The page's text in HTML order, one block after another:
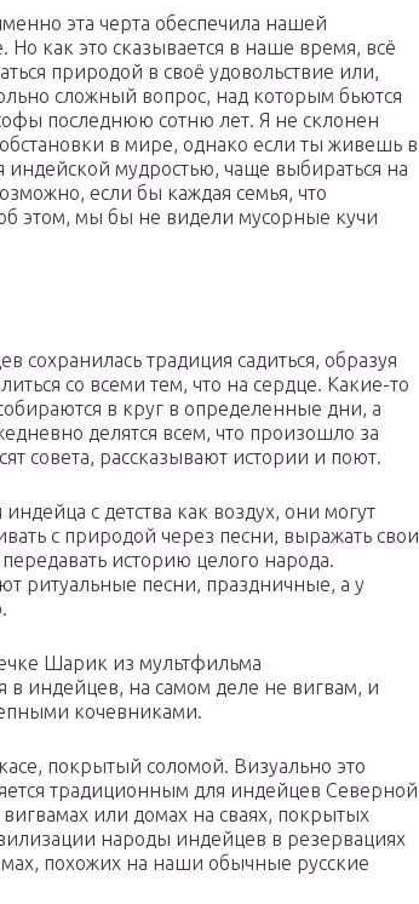
эта черта обеспечила нашей
как это сказывается в наше время, всё
природой в своё удовольствие или,
сложный вопрос, над которым бьются
последнюю сотню лет. Я не склонен
в мире, однако если ты живешь в
индейской мудростью, чаще выбираться на
если бы каждая семья, что
этом, мы бы не видели мусорные кучи
сохранилась традиция садиться, образуя
со всеми тем, что на сердце. Какие-то
в круг в определенные дни, а
делятся всем, что произошло за
совета, рассказывают истории и поют.
индейца с детства как воздух, они могут
с природой через песни, выражать свои
историю целого народа.
ритуальные песни, праздничные, а у
Шарик из мультфильма
индейцев, на самом деле не вигвам, и
кочевниками.
покрытый соломой. Визуально это
традиционным для индейцев Северной
или домах на сваях, покрытых
народы индейцев в резервациях
похожих на наши обычные русские